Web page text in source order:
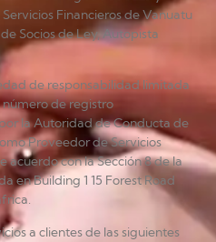
Financieros de Vanuatu
Socios de Ley, Autopista
de responsabilidad limitada
de registro
la Autoridad de Conducta de
Proveedor de Servicios
acuerdo con la Sección 8 de la
en Building 1 15 Forest Road
a clientes de las siguientes